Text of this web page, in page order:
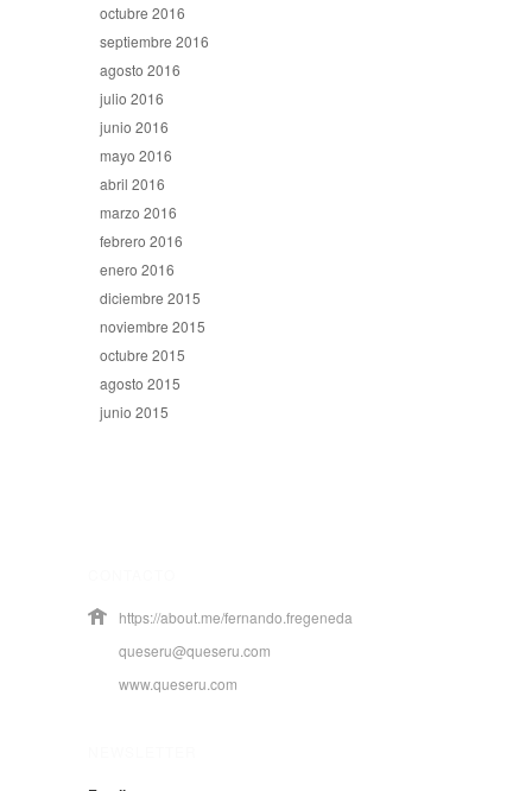
octubre 2016
septiembre 2016
agosto 2016
julio 2016
junio 2016
mayo 2016
abril 2016
marzo 2016
febrero 2016
enero 2016
diciembre 2015
noviembre 2015
octubre 2015
agosto 2015
junio 2015
https://about.me/fernando.fregeneda
queseru@queseru.com
www.queseru.com